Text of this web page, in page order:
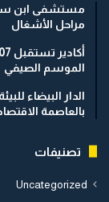
مراحل الأشغال
الموسم الصيفي
الدار البيضاء
بالعاصمة
تصنيفات
Uncategorized